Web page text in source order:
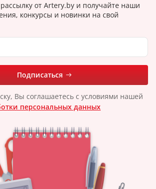
от Artery.by и получайте наши
конкурсы и новинки на свой
Подписаться
Вы соглашаетесь с условиями нашей
персональных данных